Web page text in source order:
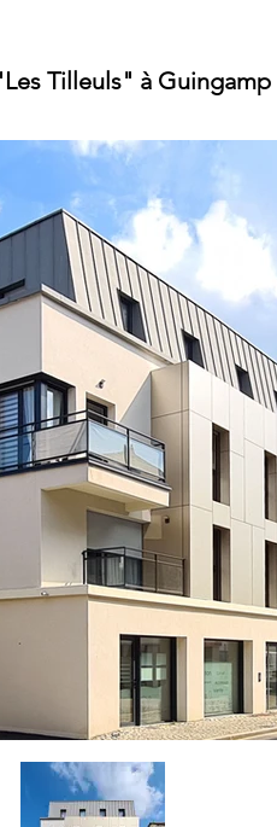
Tilleuls" à Guingamp